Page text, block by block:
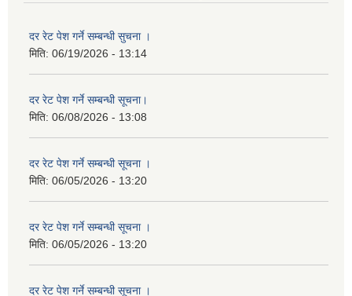
दर रेट पेश गर्ने सम्बन्धी सुचना ।
मिति: 06/19/2026 - 13:14
दर रेट पेश गर्ने सम्बन्धी सूचना।
मिति: 06/08/2026 - 13:08
दर रेट पेश गर्ने सम्बन्धी सूचना ।
मिति: 06/05/2026 - 13:20
दर रेट पेश गर्ने सम्बन्धी सूचना ।
मिति: 06/05/2026 - 13:20
दर रेट पेश गर्ने सम्बन्धी सूचना ।